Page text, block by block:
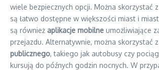
wiele bezpiecznych opcji. Można skorzystać
są łatwo dostępne w większości miast i
są również aplikacje mobilne umożliwiające
przejazdu. Alternatywnie, można skorzystać
publicznego, takiego jak autobusy czy
kursują do późnych godzin nocnych. W